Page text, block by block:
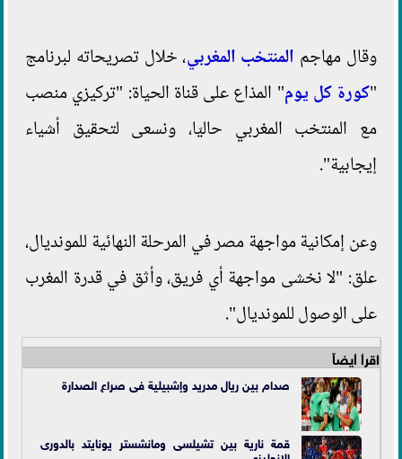
وقال مهاجم المنتخب المغربي، خلال تصريحاته لبرنامج
"كورة كل يوم" المذاع على قناة الحياة: "تركيزي منصب
مع المنتخب المغربي حاليَا، ونسعى لتحقيق أشياء
إيجابية".
وعن إمكانية مواجهة مصر في المرحلة النهائية للمونديال،
علق: "لا نخشى مواجهة أي فريق، وأثق في قدرة المغرب
على الوصول للمونديال".
اقرأ أيضاً
صدام بين ريال مدريد وإشبيلية فى صراع الصدارة
قمة نارية بين تشيلسى ومانشستر يونايتد بالدورى